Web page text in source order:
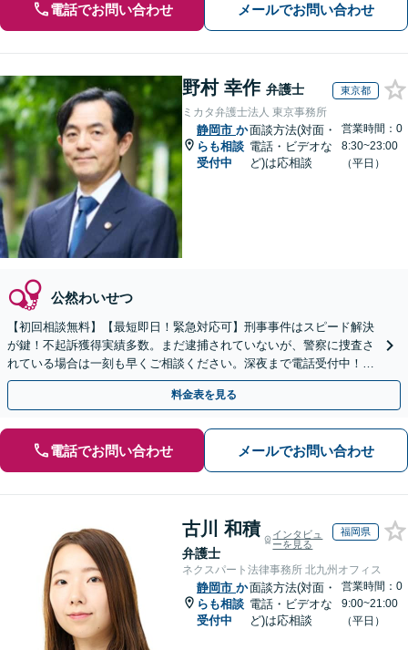
電話でお問い合わせ メールでお問い合わせ
野村 幸作 弁護士 東京都
ミカタ弁護士法人 東京事務所
静岡市 か
らも相談
受付中
面談方法(対面・
電話・ビデオな
ど)は応相談
営業時間：0
8:30~23:00
（平日）
公然わいせつ
【初回相談無料】【最短即日！緊急対応可】刑事事件はスピード解決
が鍵！不起訴獲得実績多数。まだ逮捕されていないが、警察に捜査さ
れている場合は一刻も早くご相談ください。深夜まで電話受付中！痴
漢／盗撮／のぞき／その他性犯罪など
料金表を見る
電話でお問い合わせ メールでお問い合わせ
古川 和積
弁護士
インタビュ
ーを見る
福岡県
ネクスパート法律事務所 北九州オフィス
静岡市 か
らも相談
受付中
面談方法(対面・
電話・ビデオな
ど)は応相談
営業時間：0
9:00~21:00
（平日）